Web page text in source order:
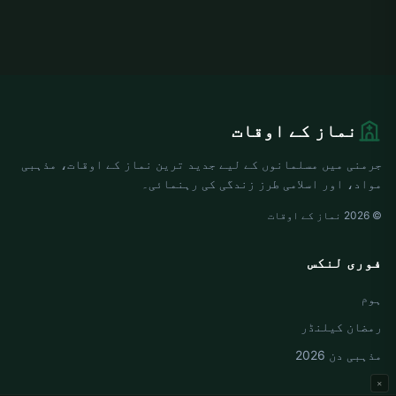
×
نماز کے اوقات
جرمنی میں مسلمانوں کے لیے جدید ترین نماز کے اوقات، مذہبی
مواد، اور اسلامی طرز زندگی کی رہنمائی۔
© 2026 نماز کے اوقات
فوری لنکس
ہوم
رمضان کیلنڈر
مذہبی دن 2026